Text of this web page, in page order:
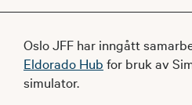
Oslo JFF har inngått
Eldorado Hub for bruk av
simulator.